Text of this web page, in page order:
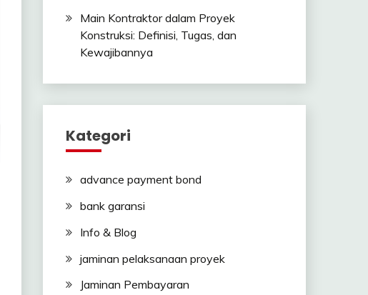
Main Kontraktor dalam Proyek
Konstruksi: Definisi, Tugas, dan
Kewajibannya
Kategori
advance payment bond
bank garansi
Info & Blog
jaminan pelaksanaan proyek
Jaminan Pembayaran